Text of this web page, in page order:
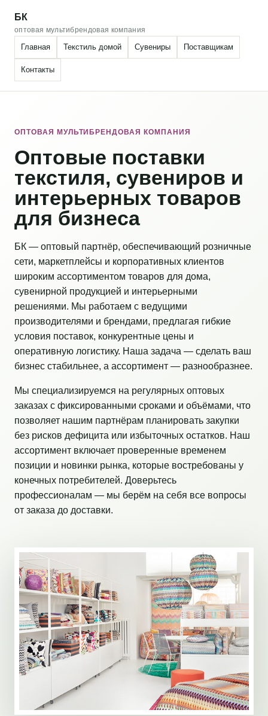
БК
оптовая мультибрендовая компания
Главная Текстиль домой Сувениры Поставщикам
Контакты
ОПТОВАЯ МУЛЬТИБРЕНДОВАЯ КОМПАНИЯ
Оптовые поставки
текстиля, сувениров и
интерьерных товаров
для бизнеса
БК — оптовый партнёр, обеспечивающий розничные
сети, маркетплейсы и корпоративных клиентов
широким ассортиментом товаров для дома,
сувенирной продукцией и интерьерными
решениями. Мы работаем с ведущими
производителями и брендами, предлагая гибкие
условия поставок, конкурентные цены и
оперативную логистику. Наша задача — сделать ваш
бизнес стабильнее, а ассортимент — разнообразнее.
Мы специализируемся на регулярных оптовых
заказах с фиксированными сроками и объёмами, что
позволяет нашим партнёрам планировать закупки
без рисков дефицита или избыточных остатков. Наш
ассортимент включает проверенные временем
позиции и новинки рынка, которые востребованы у
конечных потребителей. Доверьтесь
профессионалам — мы берём на себя все вопросы
от заказа до доставки.